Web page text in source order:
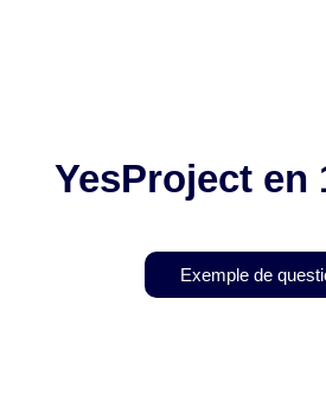
YesProject en
Exemple de